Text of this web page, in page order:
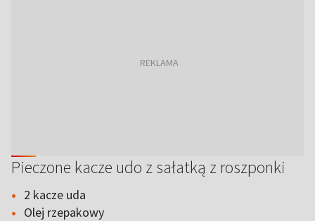
Pieczone kacze udo z sałatką z roszponki
2 kacze uda
Olej rzepakowy